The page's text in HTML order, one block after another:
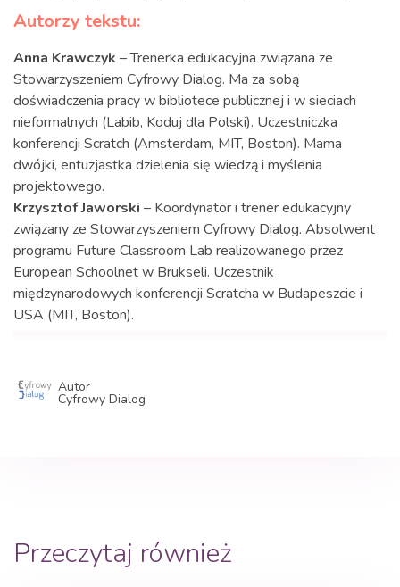
Autorzy tekstu:
Anna Krawczyk – Trenerka edukacyjna związana ze
Stowarzyszeniem Cyfrowy Dialog. Ma za sobą
doświadczenia pracy w bibliotece publicznej i w sieciach
nieformalnych (Labib, Koduj dla Polski). Uczestniczka
konferencji Scratch (Amsterdam, MIT, Boston). Mama
dwójki, entuzjastka dzielenia się wiedzą i myślenia
projektowego.
Krzysztof Jaworski – Koordynator i trener edukacyjny
związany ze Stowarzyszeniem Cyfrowy Dialog. Absolwent
programu Future Classroom Lab realizowanego przez
European Schoolnet w Brukseli. Uczestnik
międzynarodowych konferencji Scratcha w Budapeszcie i
USA (MIT, Boston).
Autor
Cyfrowy Dialog
Przeczytaj również